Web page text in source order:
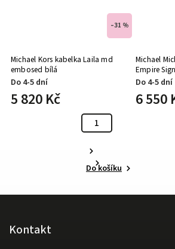
–31 %
Michael Kors kabelka Laila md
embosed bílá
Do 4-5 dní
5 820 Kč
Do košíku
Michael
Empire
Do 4-5 dní
6 550
Kontakt